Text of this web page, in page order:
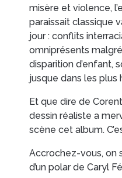
misère et violence,
paraissait classique
jour : conflits
omniprésents
disparition d’enfant,
jusque dans les plus
Et que dire de
dessin réaliste a
scène cet album.
Accrochez-vous, on
d’un polar de Caryl